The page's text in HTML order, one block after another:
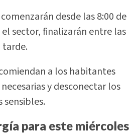
desde las 8:00 de
sector, finalizarán entre las
tarde.
a los habitantes
y desconectar los
para este miércoles